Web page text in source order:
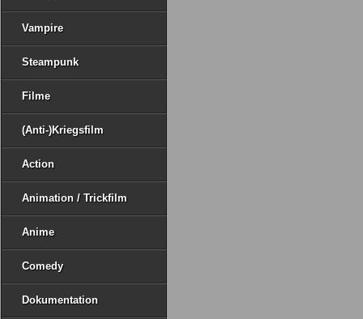
Vampire
Steampunk
Filme
(Anti-)Kriegsfilm
Action
Animation / Trickfilm
Anime
Comedy
Dokumentation